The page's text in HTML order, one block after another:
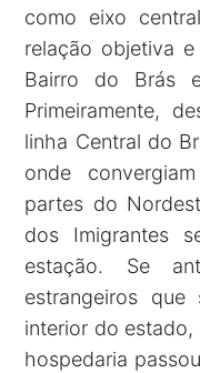
como eixo
relação objetiva
Bairro do Brás
Primeiramente,
linha Central do
onde
partes do
dos Imigrantes
estação. Se
estrangeiros
interior do
hospedaria